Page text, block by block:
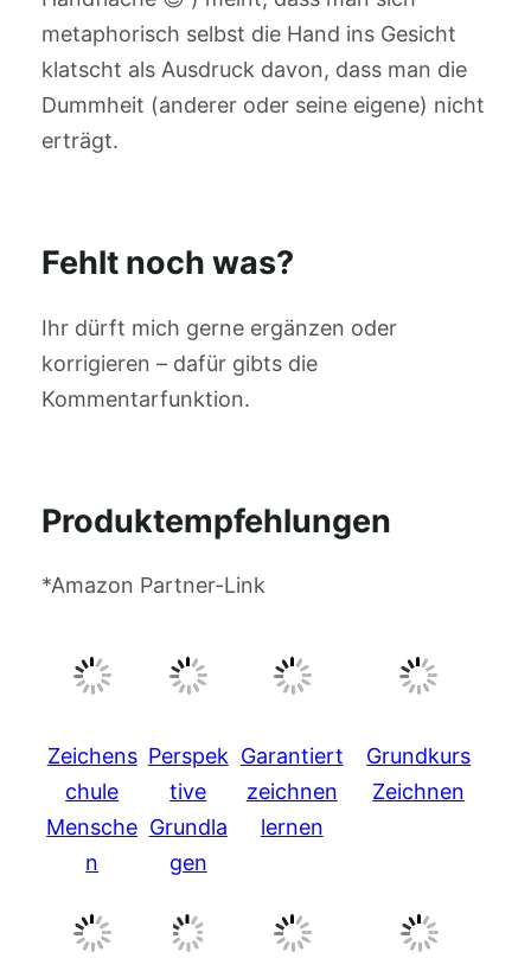
metaphorisch selbst die Hand ins Gesicht
klatscht als Ausdruck davon, dass man die
Dummheit (anderer oder seine eigene) nicht
erträgt.
Fehlt noch was?
Ihr dürft mich gerne ergänzen oder
korrigieren – dafür gibts die
Kommentarfunktion.
Produktempfehlungen
*Amazon Partner-Link
Zeichens
chule
Mensche
n
Perspek
tive
Grundla
gen
Garantiert
zeichnen
lernen
Grundkurs
Zeichnen